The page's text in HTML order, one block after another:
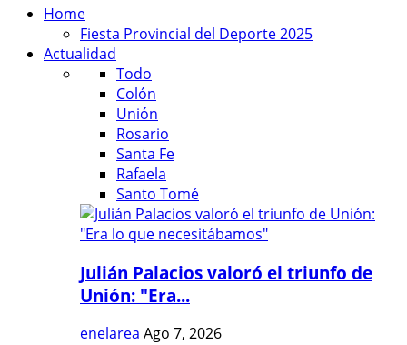
Home
Fiesta Provincial del Deporte 2025
Actualidad
Todo
Colón
Unión
Rosario
Santa Fe
Rafaela
Santo Tomé
Julián Palacios valoró el triunfo de
Unión: "Era...
enelarea Ago 7, 2026